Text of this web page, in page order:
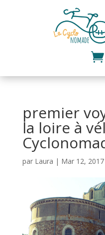

premier
la loire à
par Laura | Mar 12, 2017